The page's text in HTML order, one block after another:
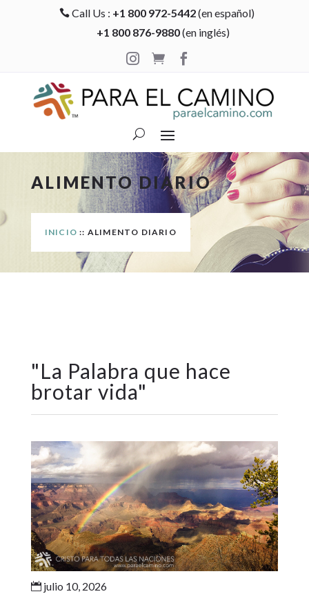
 Call Us : +1 800 972-5442(en español)
+1 800 876-9880(en inglés)

 
ALIMENTO DIARIO
INICIO :: ALIMENTO DIARIO
"La Palabra que hace
brotar vida"
julio 10, 2026